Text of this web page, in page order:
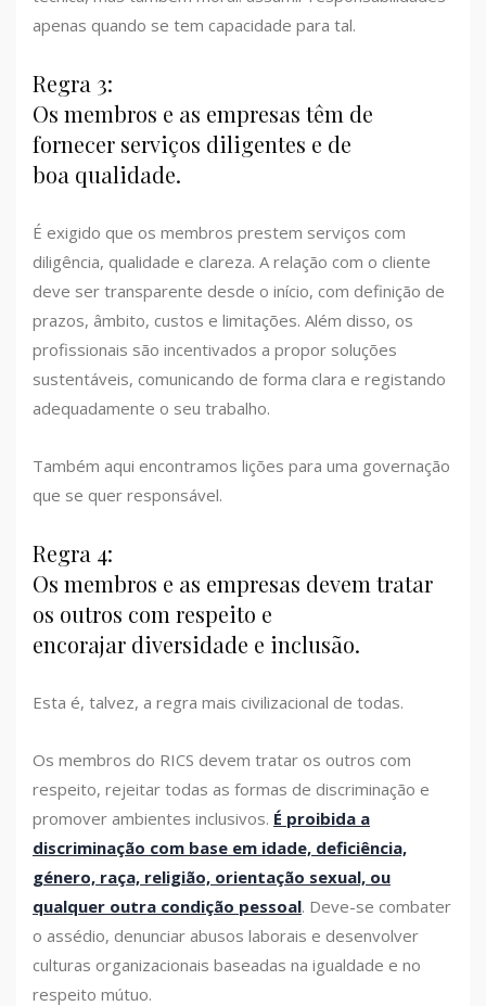
apenas quando se tem capacidade para tal.
Regra 3:
Os membros e as empresas têm de
fornecer serviços diligentes e de
boa qualidade.
É exigido que os membros prestem serviços com
diligência, qualidade e clareza. A relação com o cliente
deve ser transparente desde o início, com definição de
prazos, âmbito, custos e limitações. Além disso, os
profissionais são incentivados a propor soluções
sustentáveis, comunicando de forma clara e registando
adequadamente o seu trabalho.
Também aqui encontramos lições para uma governação
que se quer responsável.
Regra 4:
Os membros e as empresas devem tratar
os outros com respeito e
encorajar diversidade e inclusão.
Esta é, talvez, a regra mais civilizacional de todas.
Os membros do RICS devem tratar os outros com
respeito, rejeitar todas as formas de discriminação e
promover ambientes inclusivos. É proibida a
discriminação com base em idade, deficiência,
género, raça, religião, orientação sexual, ou
qualquer outra condição pessoal. Deve-se combater
o assédio, denunciar abusos laborais e desenvolver
culturas organizacionais baseadas na igualdade e no
respeito mútuo.